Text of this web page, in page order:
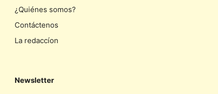
¿Quiénes somos?
Contáctenos
La redaccíon
Newsletter